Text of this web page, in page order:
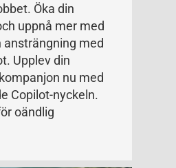
Öka din
uppnå mer med
ansträngning med
Upplev din
nu med
Copilot-nyckeln.
oändlig